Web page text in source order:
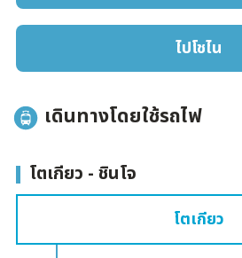
ไปโชไน
เดินทางโดยใช้รถไฟ
โตเกียว - ชินโจ
โตเกียว